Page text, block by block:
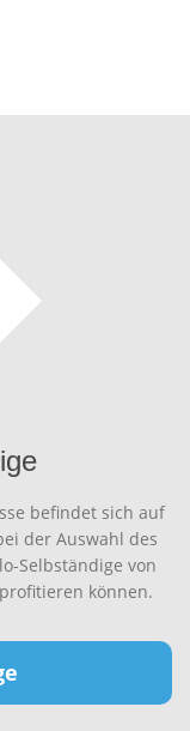
befindet sich auf
der Auswahl des
Selbständige von
können.